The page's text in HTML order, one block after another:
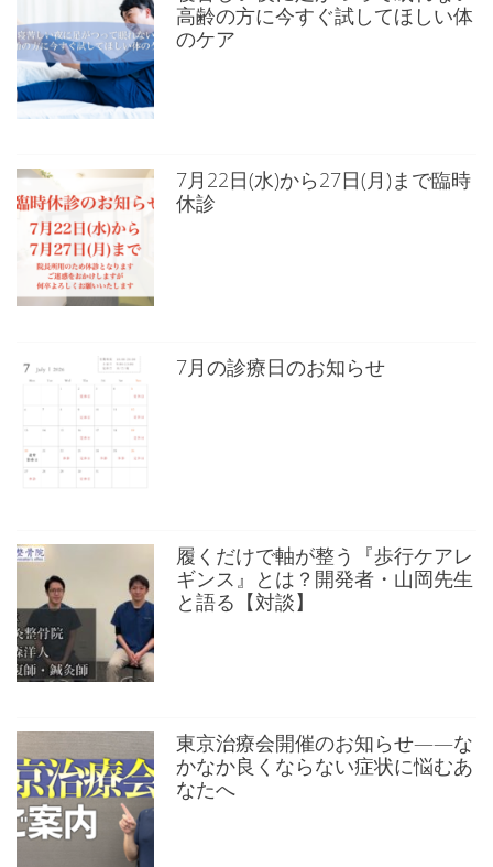
高齢の方に今すぐ試してほしい体
のケア
7月22日(水)から27日(月)まで臨時
休診
7月の診療日のお知らせ
履くだけで軸が整う『歩行ケアレ
ギンス』とは？開発者・山岡先生
と語る【対談】
東京治療会開催のお知らせ——な
かなか良くならない症状に悩むあ
なたへ